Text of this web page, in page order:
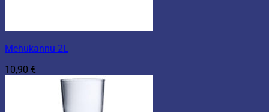
Mehukannu 2L
10,90 €